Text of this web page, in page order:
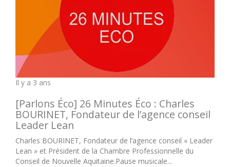
Il y a 3 ans
[Parlons Éco] 26 Minutes Éco : Charles
BOURINET, Fondateur de l’agence conseil
Leader Lean
Charles BOURINET, Fondateur de l’agence conseil « Leader
Lean » et Président de la Chambre Professionnelle du
Conseil de Nouvelle Aquitaine.Pause musicale...